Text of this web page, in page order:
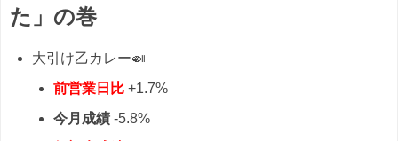
た」の巻
大引け乙カレー🍛
前営業日比 +1.7%
今月成績 -5.8%